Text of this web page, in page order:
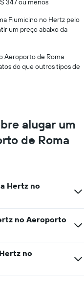
347 ou menos
Fiumicino no Hertz pelo
um preço abaixo da
Aeroporto de Roma
do que outros tipos de
alugar um
de Roma
Hertz no
no Aeroporto
no